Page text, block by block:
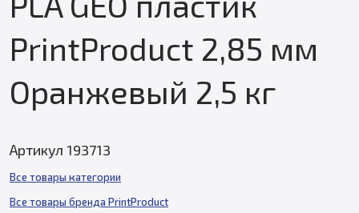
PrintProduct 2,85 мм
Оранжевый 2,5 кг
Артикул 193713
Все товары категории
Все товары бренда PrintProduct